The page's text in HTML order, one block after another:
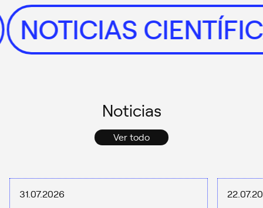
NOTICIAS
Noticias
Ver todo
31.07.2026